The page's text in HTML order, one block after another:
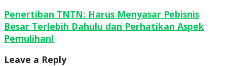
Penertiban TNTN: Harus Menyasar Pebisnis
Besar Terlebih Dahulu dan Perhatikan Aspek
Pemulihan!
Leave a Reply